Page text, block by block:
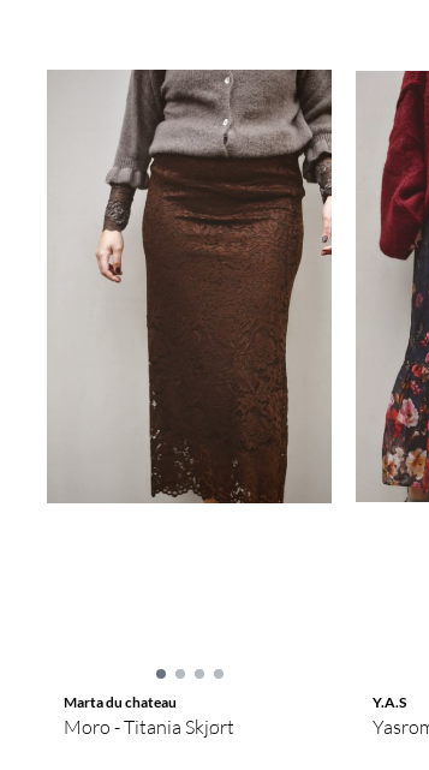
Marta du chateau
Moro - Titania Skjørt
Y.A.S